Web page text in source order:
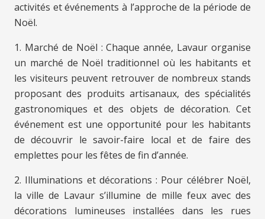
activités et événements à l’approche de la période de
Noël.
1. Marché de Noël : Chaque année, Lavaur organise
un marché de Noël traditionnel où les habitants et
les visiteurs peuvent retrouver de nombreux stands
proposant des produits artisanaux, des spécialités
gastronomiques et des objets de décoration. Cet
événement est une opportunité pour les habitants
de découvrir le savoir-faire local et de faire des
emplettes pour les fêtes de fin d’année.
2. Illuminations et décorations : Pour célébrer Noël,
la ville de Lavaur s’illumine de mille feux avec des
décorations lumineuses installées dans les rues